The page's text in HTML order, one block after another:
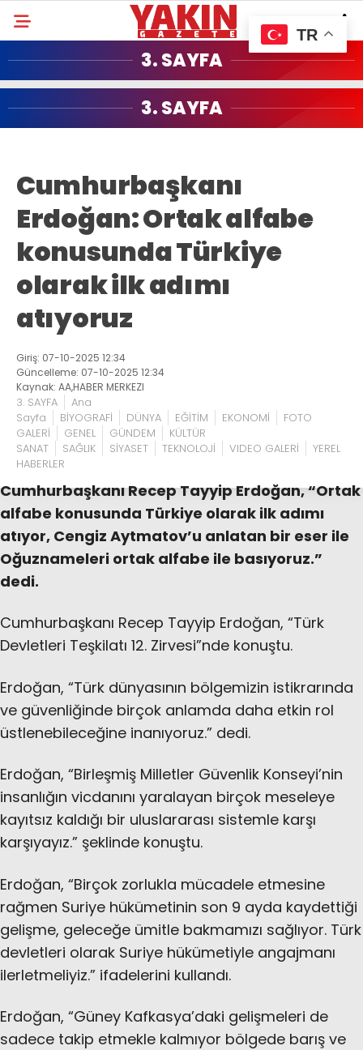
3. SAYFA
3. SAYFA
Cumhurbaşkanı
Erdoğan: Ortak alfabe
konusunda Türkiye
olarak ilk adımı
atıyoruz
Giriş: 07-10-2025 12:34
Güncelleme: 07-10-2025 12:34
Kaynak: AA,HABER MERKEZI
3. SAYFA
Ana
Sayfa
BİYOGRAFİ DÜNYA EĞİTİM EKONOMİ
FOTO
GALERİ
GENEL GÜNDEM
KÜLTÜR
SANAT
SAĞLIK SİYASET TEKNOLOJİ VIDEO GALERİ
YEREL
HABERLER
Cumhurbaşkanı Recep Tayyip Erdoğan, “Ortak
alfabe konusunda Türkiye olarak ilk adımı
atıyor, Cengiz Aytmatov’u anlatan bir eser ile
Oğuznameleri ortak alfabe ile basıyoruz.”
dedi.
Cumhurbaşkanı Recep Tayyip Erdoğan, “Türk
Devletleri Teşkilatı 12. Zirvesi”nde konuştu.
Erdoğan, “Türk dünyasının bölgemizin istikrarında
ve güvenliğinde birçok anlamda daha etkin rol
üstlenebileceğine inanıyoruz.” dedi.
Erdoğan, “Birleşmiş Milletler Güvenlik Konseyi’nin
insanlığın vicdanını yaralayan birçok meseleye
kayıtsız kaldığı bir uluslararası sistemle karşı
karşıyayız.” şeklinde konuştu.
Erdoğan, “Birçok zorlukla mücadele etmesine
rağmen Suriye hükümetinin son 9 ayda kaydettiği
gelişme, geleceğe ümitle bakmamızı sağlıyor. Türk
devletleri olarak Suriye hükümetiyle angajmanı
ilerletmeliyiz.” ifadelerini kullandı.
Erdoğan, “Güney Kafkasya’daki gelişmeleri de
sadece takip etmekle kalmıyor bölgede barış ve
TR